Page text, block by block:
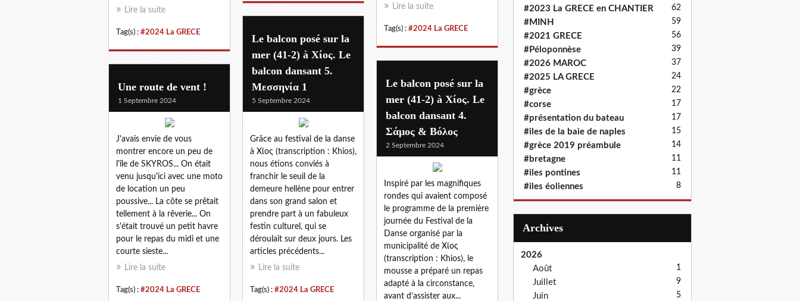
Lire la suite
Tag(s) : #2024 La GRECE
Lire la suite
Tag(s) : #2024 La GRECE
Le balcon posé sur la
mer (41-2) à Χίος. Le
balcon dansant 5.
Μεσσηνία 1
5 Septembre 2024
Grâce au festival de la danse
à Χίος (transcription : Khios),
nous étions conviés à
franchir le seuil de la
demeure hellène pour entrer
dans son grand salon et
prendre part à un fabuleux
festin culturel, qui se
déroulait sur deux jours. Les
articles précédents...
Lire la suite
Tag(s) : #2024 La GRECE
Le balcon posé sur la
mer (41-2) à Χίος. Le
balcon dansant 4.
Σάμος & Βόλος
2 Septembre 2024
Inspiré par les magnifiques
rondes qui avaient composé
le programme de la première
journée du Festival de la
Danse organisé par la
municipalité de Χίος
(transcription : Khios), le
mousse a préparé un repas
adapté à la circonstance,
avant d’assister aux...
Une route de vent !
1 Septembre 2024
J'avais envie de vous
montrer encore un peu de
l'île de SKYROS... On était
venu jusqu'ici avec une moto
de location un peu
poussive... La côte se prêtait
tellement à la rêverie... On
s'était trouvé un petit havre
pour le repas du midi et une
courte sieste...
Lire la suite
Tag(s) : #2024 La GRECE
#2023 La GRECE en CHANTIER 62
#MINH 59
#2021 GRECE 56
#Péloponnèse 39
#2026 MAROC 37
#2025 LA GRECE 24
#grèce 22
#corse 17
#présentation du bateau 17
#iles de la baie de naples 15
#grèce 2019 préambule 14
#bretagne 11
#iles pontines 11
#iles éoliennes 8
Archives
2026
Août
1
Juillet 9
Juin 5